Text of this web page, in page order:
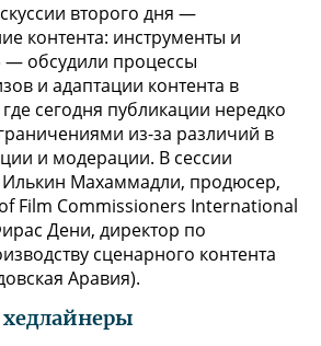
второго дня —
контента: инструменты и
— обсудили процессы
и адаптации контента в
сегодня публикации нередко
из-за различий в
и модерации. В сессии
Илькин Махаммадли, продюсер,
Film Commissioners International
Дени, директор по
сценарного контента
Аравия).